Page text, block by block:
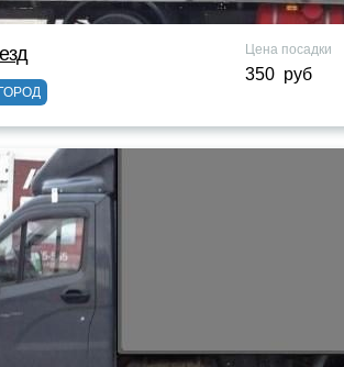
Цена посадки
350 руб